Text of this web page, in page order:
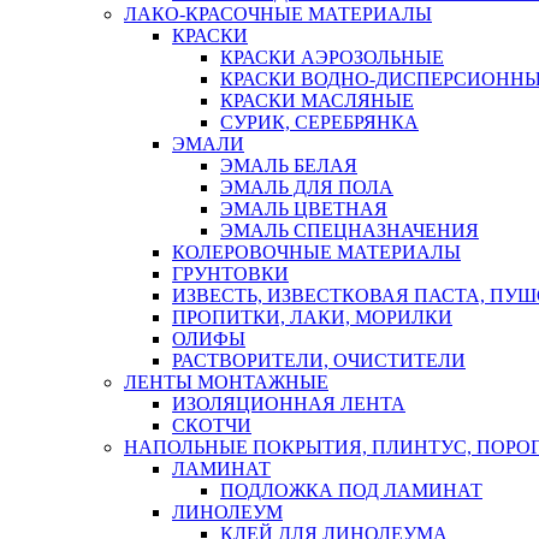
ЛАКО-КРАСОЧНЫЕ МАТЕРИАЛЫ
КРАСКИ
КРАСКИ АЭРОЗОЛЬНЫЕ
КРАСКИ ВОДНО-
КРАСКИ МАСЛЯНЫЕ
СУРИК, СЕРЕБРЯНКА
ЭМАЛИ
ЭМАЛЬ БЕЛАЯ
ЭМАЛЬ ДЛЯ ПОЛА
ЭМАЛЬ ЦВЕТНАЯ
ЭМАЛЬ СПЕЦНАЗНАЧЕНИЯ
КОЛЕРОВОЧНЫЕ МАТЕРИАЛЫ
ГРУНТОВКИ
ИЗВЕСТЬ, ИЗВЕСТКОВАЯ ПАСТА,
ПРОПИТКИ, ЛАКИ, МОРИЛКИ
ОЛИФЫ
РАСТВОРИТЕЛИ, ОЧИСТИТЕЛИ
ЛЕНТЫ МОНТАЖНЫЕ
ИЗОЛЯЦИОННАЯ ЛЕНТА
СКОТЧИ
НАПОЛЬНЫЕ ПОКРЫТИЯ, ПЛИНТУС,
ЛАМИНАТ
ПОДЛОЖКА ПОД ЛАМИНАТ
ЛИНОЛЕУМ
КЛЕЙ ДЛЯ ЛИНОЛЕУМА